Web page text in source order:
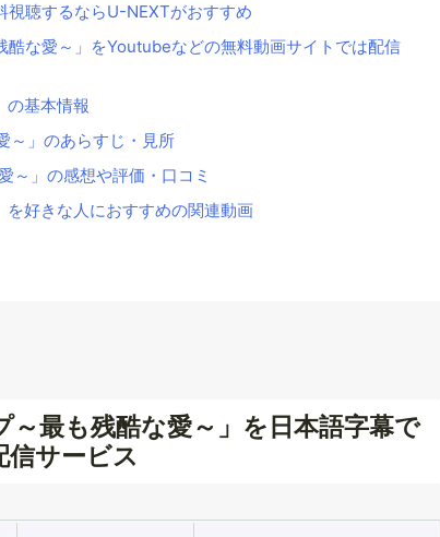
視聴するならU-NEXTがおすすめ
酷な愛～」をYoutubeなどの無料動画サイトでは配信
の基本情報
～」のあらすじ・見所
～」の感想や評価・口コミ
を好きな人におすすめの関連動画
最も残酷な愛～」を日本語字幕で
信サービス